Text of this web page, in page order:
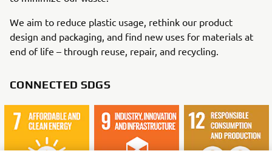
We aim to reduce plastic usage, rethink our product
design and packaging, and find new uses for materials at
end of life – through reuse, repair, and recycling.
CONNECTED SDGS